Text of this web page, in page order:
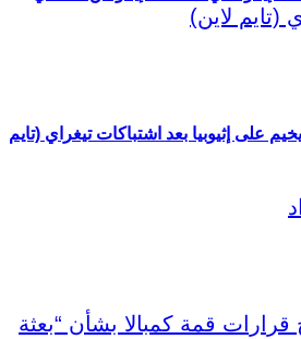
على إثيوبيا بعد اشتباكات تيغراي (تايم